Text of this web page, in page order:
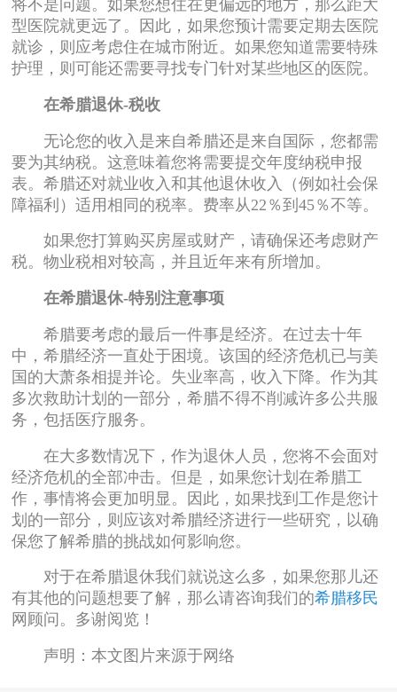
将不是问题。如果您想住在更偏远的地方，那么距大
型医院就更远了。因此，如果您预计需要定期去医院
就诊，则应考虑住在城市附近。如果您知道需要特殊
护理，则可能还需要寻找专门针对某些地区的医院。
在希腊退休-税收
无论您的收入是来自希腊还是来自国际，您都需
要为其纳税。这意味着您将需要提交年度纳税申报
表。希腊还对就业收入和其他退休收入（例如社会保
障福利）适用相同的税率。费率从22％到45％不等。
如果您打算购买房屋或财产，请确保还考虑财产
税。物业税相对较高，并且近年来有所增加。
在希腊退休-特别注意事项
希腊要考虑的最后一件事是经济。在过去十年
中，希腊经济一直处于困境。该国的经济危机已与美
国的大萧条相提并论。失业率高，收入下降。作为其
多次救助计划的一部分，希腊不得不削减许多公共服
务，包括医疗服务。
在大多数情况下，作为退休人员，您将不会面对
经济危机的全部冲击。但是，如果您计划在希腊工
作，事情将会更加明显。因此，如果找到工作是您计
划的一部分，则应该对希腊经济进行一些研究，以确
保您了解希腊的挑战如何影响您。
对于在希腊退休我们就说这么多，如果您那儿还
有其他的问题想要了解，那么请咨询我们的希腊移民
网顾问。多谢阅览！
声明：本文图片来源于网络